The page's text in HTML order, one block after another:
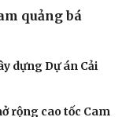
quảng bá
dựng Dự án Cải
rộng cao tốc Cam